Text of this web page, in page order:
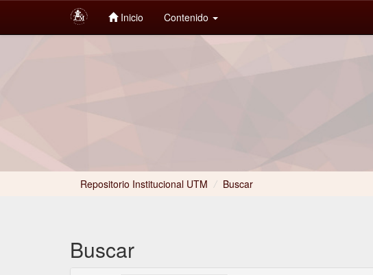
Inicio Contenido
Repositorio Institucional UTM / Buscar
Buscar